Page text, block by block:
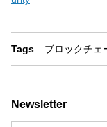
Tags ブロックチェ
Newsletter